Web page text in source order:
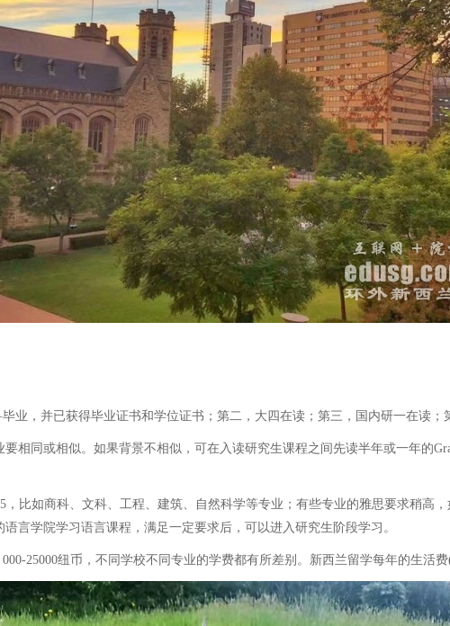
，并已获得毕业证书和学位证书；第二，大四在读；第三，国内研一在读；
同或相似。如果背景不相似，可在入读研究生课程之间先读半年或一年的
如商科、文科、工程、建筑、自然科学等专业；有些专业的雅思要求稍高
言学院学习语言课程，满足一定要求后，可以进入研究生阶段学习。
25000纽币，不同学校不同专业的学费都有所差别。新西兰留学每年的生活费(